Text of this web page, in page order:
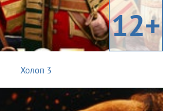
12+
Холоп 3